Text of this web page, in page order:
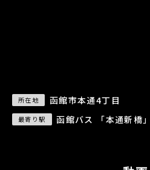
所在地 函館市本通4丁目
最寄り駅 函館バス 「本通新橋